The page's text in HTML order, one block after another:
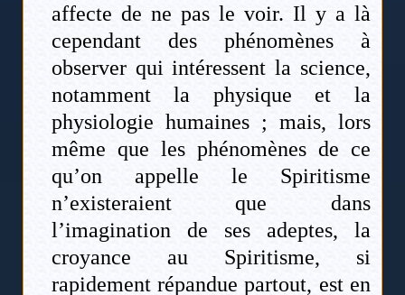
affecte de ne pas le voir. Il y a là
cependant des phénomènes à
observer qui intéressent la science,
notamment la physique et la
physiologie humaines ; mais, lors
même que les phénomènes de ce
qu’on appelle le Spiritisme
n’existeraient que dans
l’imagination de ses adeptes, la
croyance au Spiritisme, si
rapidement répandue partout, est en